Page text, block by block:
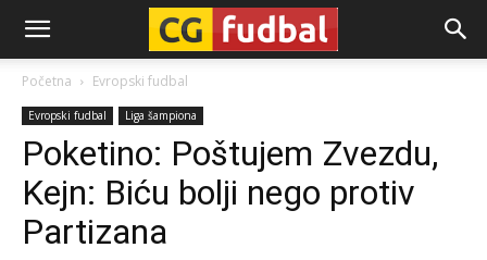
CG-
Fudbal
Početna Evropski fudbal
Evropski fudbal Liga šampiona
Poketino: Poštujem Zvezdu,
Kejn: Biću bolji nego protiv
Partizana